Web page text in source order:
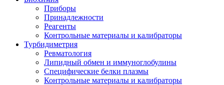
Приборы
Принадлежности
Реагенты
Контрольные материалы и калибраторы
Турбидиметрия
Ревматология
Липидный обмен и иммуноглобулины
Специфические белки плазмы
Контрольные материалы и калибраторы